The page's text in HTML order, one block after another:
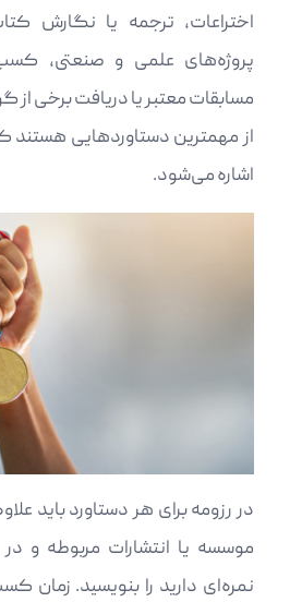
اختراعات، ترجمه یا نگارش
پروژه‌های علمی و صنعتی،
مسابقات معتبر یا دریافت برخی از
از مهمترین دستاوردهایی هستند
اشاره می‌شود.
در رزومه برای هر دستاورد باید
موسسه یا انتشارات مربوطه و
نمره‌ای دارید را بنویسید. زمان